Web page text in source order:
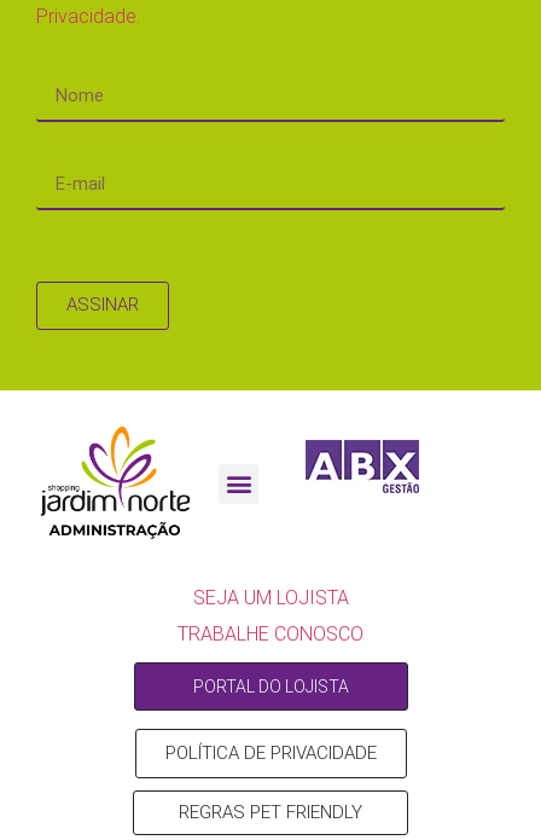
Privacidade.
ASSINAR
SEJA UM LOJISTA
TRABALHE CONOSCO
PORTAL DO LOJISTA
POLÍTICA DE PRIVACIDADE
REGRAS PET FRIENDLY